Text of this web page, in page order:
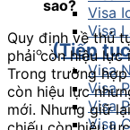
Visa
Visa
(Tiếp
Visa
Visa
Visa
Visa
sao?
Quy định về thủ
phải còn hiệu
Trong trường
còn hiệu lực
mới. Nhưng giữ